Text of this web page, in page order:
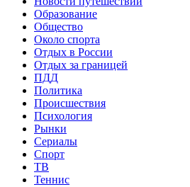
Образование
Общество
Около спорта
Отдых в России
Отдых за границей
ПДД
Политика
Происшествия
Психология
Рынки
Сериалы
Спорт
ТВ
Теннис